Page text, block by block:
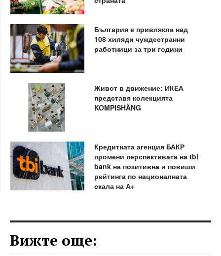
България е привлякла над
108 хиляди чуждестранни
работници за три години
Живот в движение: ИКЕА
представя колекцията
KOMPISHÄNG
Кредитната агенция БАКР
промени перспективата на tbi
bank на позитивна и повиши
рейтинга по националната
скала на А+
Вижте още: